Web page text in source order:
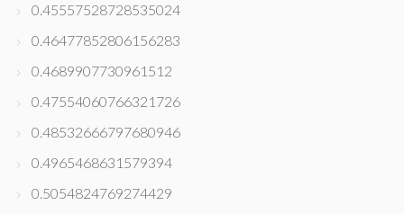
0.45557528728535024
0.46477852806156283
0.4689907730961512
0.47554060766321726
0.48532666797680946
0.4965468631579394
0.5054824769274429